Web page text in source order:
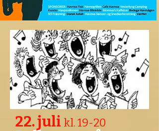
22. juli kl. 19-20